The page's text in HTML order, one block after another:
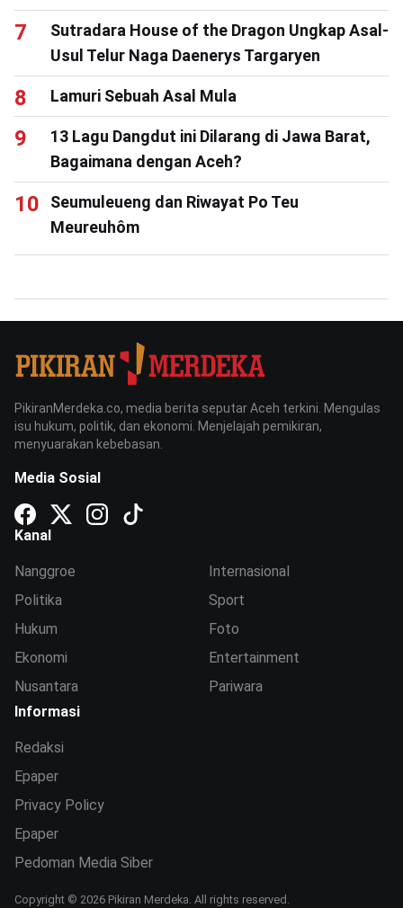
Sutradara House of the Dragon Ungkap Asal-
Usul Telur Naga Daenerys Targaryen
Lamuri Sebuah Asal Mula
13 Lagu Dangdut ini Dilarang di Jawa Barat,
Bagaimana dengan Aceh?
Seumuleueng dan Riwayat Po Teu
Meureuhôm
PikiranMerdeka.co, media berita seputar Aceh terkini. Mengulas
isu hukum, politik, dan ekonomi. Menjelajah pemikiran,
menyuarakan kebebasan.
Media Sosial
Kanal
Nanggroe
Politika
Hukum
Ekonomi
Nusantara
Internasional
Sport
Foto
Entertainment
Pariwara
Informasi
Redaksi
Epaper
Privacy Policy
Epaper
Pedoman Media Siber
Copyright © 2026 Pikiran Merdeka. All rights reserved.